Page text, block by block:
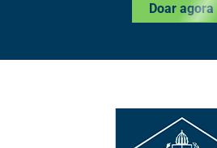
Doar agora